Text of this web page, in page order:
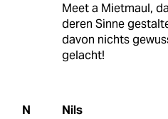
Meet a Mietmaul,
deren Sinne
davon nichts
gelacht!
N Nils